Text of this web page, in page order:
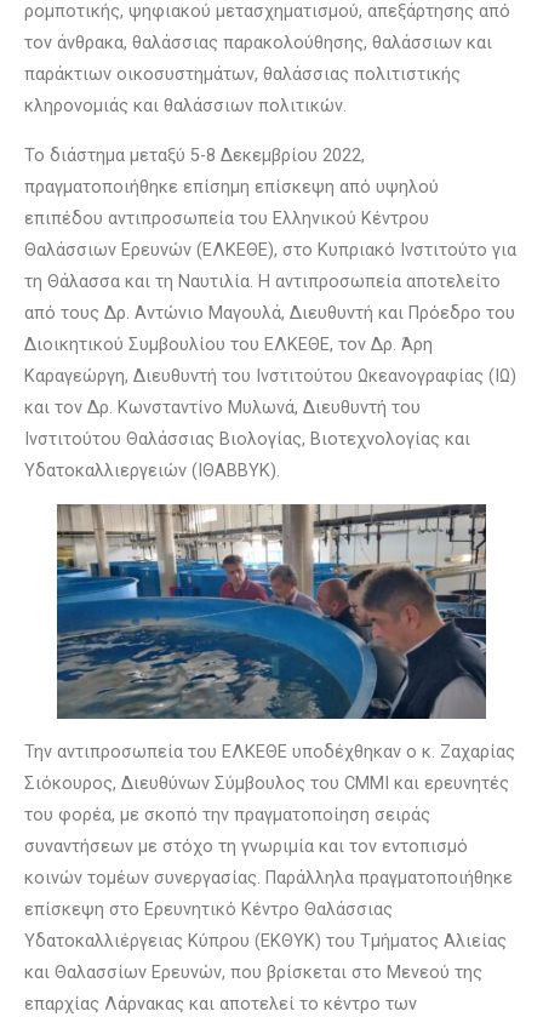
ρομποτικής, ψηφιακού μετασχηματισμού, απεξάρτησης από
τον άνθρακα, θαλάσσιας παρακολούθησης, θαλάσσιων και
παράκτιων οικοσυστημάτων, θαλάσσιας πολιτιστικής
κληρονομιάς και θαλάσσιων πολιτικών.
Το διάστημα μεταξύ 5-8 Δεκεμβρίου 2022,
πραγματοποιήθηκε επίσημη επίσκεψη από υψηλού
επιπέδου αντιπροσωπεία του Ελληνικού Κέντρου
Θαλάσσιων Ερευνών (ΕΛΚΕΘΕ), στο Κυπριακό Ινστιτούτο για
τη Θάλασσα και τη Ναυτιλία. Η αντιπροσωπεία αποτελείτο
από τους Δρ. Αντώνιο Μαγουλά, Διευθυντή και Πρόεδρο του
Διοικητικού Συμβουλίου του ΕΛΚΕΘΕ, τον Δρ. Άρη
Καραγεώργη, Διευθυντή του Ινστιτούτου Ωκεανογραφίας (ΙΩ)
και τον Δρ. Κωνσταντίνο Μυλωνά, Διευθυντή του
Ινστιτούτου Θαλάσσιας Βιολογίας, Βιοτεχνολογίας και
Υδατοκαλλιεργειών (ΙΘΑΒΒΥΚ).
Την αντιπροσωπεία του ΕΛΚΕΘΕ υποδέχθηκαν ο κ. Ζαχαρίας
Σιόκουρος, Διευθύνων Σύμβουλος του CMMI και ερευνητές
του φορέα, με σκοπό την πραγματοποίηση σειράς
συναντήσεων με στόχο τη γνωριμία και τον εντοπισμό
κοινών τομέων συνεργασίας. Παράλληλα πραγματοποιήθηκε
επίσκεψη στο Ερευνητικό Κέντρο Θαλάσσιας
Υδατοκαλλιέργειας Κύπρου (ΕΚΘΥΚ) του Τμήματος Αλιείας
και Θαλασσίων Ερευνών, που βρίσκεται στο Μενεού της
επαρχίας Λάρνακας και αποτελεί το κέντρο των